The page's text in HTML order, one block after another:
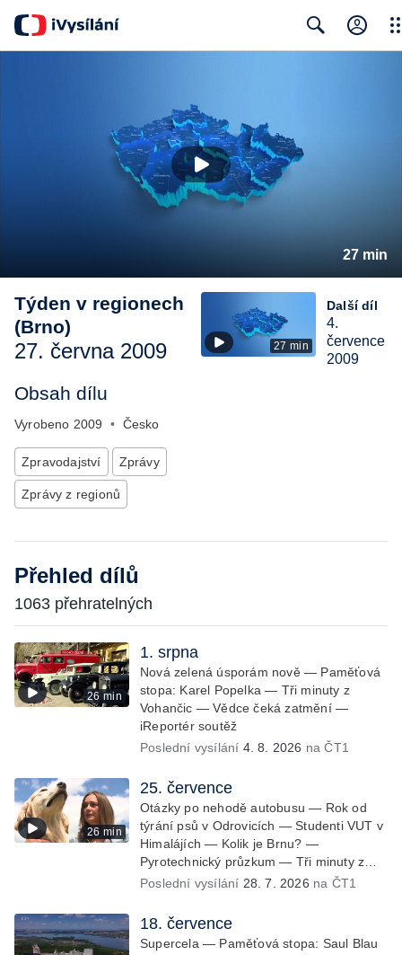
27 min
Týden v regionech
(Brno)
27. června 2009
Obsah dílu
Vyrobeno 2009 • Česko
Zpravodajství Zprávy
Zprávy z regionů
27 min
Další díl
4.
července
2009
Přehled dílů
1063 přehratelných
26 min
1. srpna
Nová zelená úsporám nově — Paměťová
stopa: Karel Popelka — Tři minuty z
Vohančic — Vědce čeká zatmění —
iReportér soutěž
Poslední vysílání 4. 8. 2026 na ČT1
26 min
25. července
Otázky po nehodě autobusu — Rok od
týrání psů v Odrovicích — Studenti VUT v
Himalájích — Kolik je Brnu? —
Pyrotechnický průzkum — Tři minuty z
Lomničky — iReportéři soutěž — Bez
Poslední vysílání 28. 7. 2026 na ČT1
18. července
Supercela — Paměťová stopa: Saul Blau